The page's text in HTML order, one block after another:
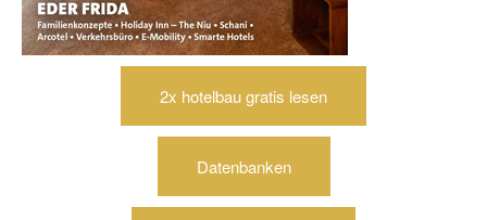
2x hotelbau gratis lesen
Datenbanken